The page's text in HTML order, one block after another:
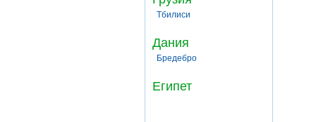
Тбилиси
Дания
Бредебро
Египет